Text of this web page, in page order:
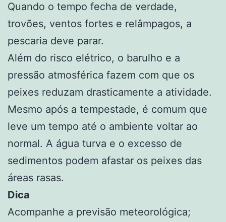
Quando o tempo fecha de verdade,
trovões, ventos fortes e relâmpagos, a
pescaria deve parar.
Além do risco elétrico, o barulho e a
pressão atmosférica fazem com que os
peixes reduzam drasticamente a atividade.
Mesmo após a tempestade, é comum que
leve um tempo até o ambiente voltar ao
normal. A água turva e o excesso de
sedimentos podem afastar os peixes das
áreas rasas.
Dica
Acompanhe a previsão meteorológica;